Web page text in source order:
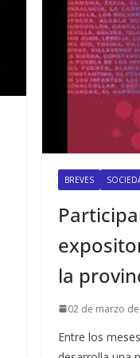
BREVES
la
02 de marzo
Entre los